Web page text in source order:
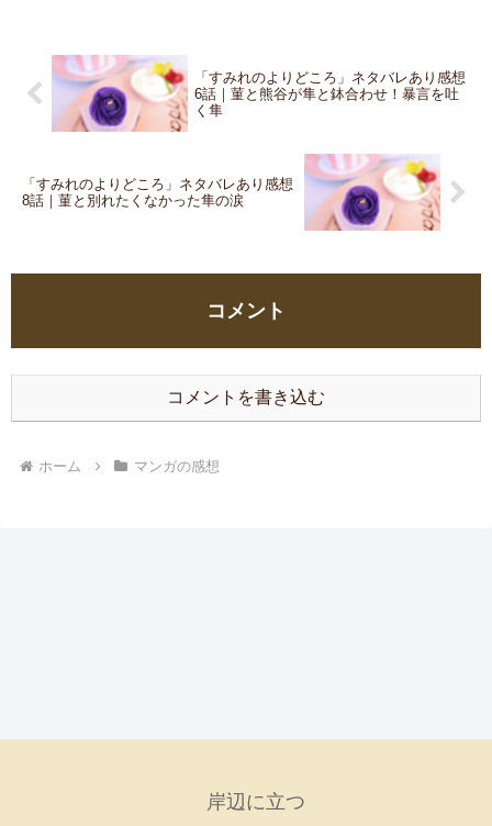
「すみれのよりどころ」ネタバレあり感想
6話｜菫と熊谷が隼と鉢合わせ！暴言を吐
く隼
「すみれのよりどころ」ネタバレあり感想
8話｜菫と別れたくなかった隼の涙
コメント
コメントを書き込む
ホーム マンガの感想
岸辺に立つ